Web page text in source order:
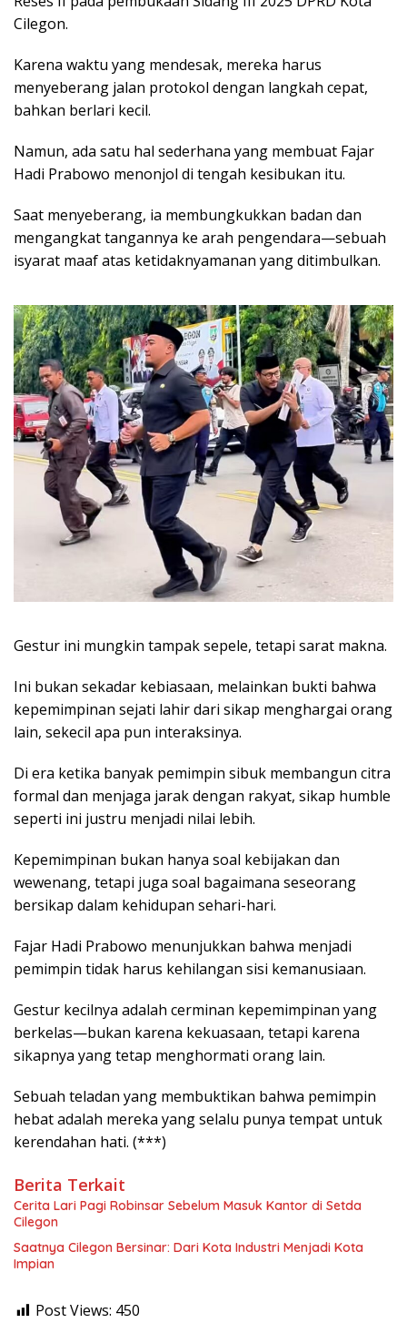
Cilegon.
Karena waktu yang mendesak, mereka harus
menyeberang jalan protokol dengan langkah cepat,
bahkan berlari kecil.
Namun, ada satu hal sederhana yang membuat Fajar
Hadi Prabowo menonjol di tengah kesibukan itu.
Saat menyeberang, ia membungkukkan badan dan
mengangkat tangannya ke arah pengendara—sebuah
isyarat maaf atas ketidaknyamanan yang ditimbulkan.
Gestur ini mungkin tampak sepele, tetapi sarat makna.
Ini bukan sekadar kebiasaan, melainkan bukti bahwa
kepemimpinan sejati lahir dari sikap menghargai orang
lain, sekecil apa pun interaksinya.
Di era ketika banyak pemimpin sibuk membangun citra
formal dan menjaga jarak dengan rakyat, sikap humble
seperti ini justru menjadi nilai lebih.
Kepemimpinan bukan hanya soal kebijakan dan
wewenang, tetapi juga soal bagaimana seseorang
bersikap dalam kehidupan sehari-hari.
Fajar Hadi Prabowo menunjukkan bahwa menjadi
pemimpin tidak harus kehilangan sisi kemanusiaan.
Gestur kecilnya adalah cerminan kepemimpinan yang
berkelas—bukan karena kekuasaan, tetapi karena
sikapnya yang tetap menghormati orang lain.
Sebuah teladan yang membuktikan bahwa pemimpin
hebat adalah mereka yang selalu punya tempat untuk
kerendahan hati. (***)
Berita Terkait
Cerita Lari Pagi Robinsar Sebelum Masuk Kantor di Setda
Cilegon
Saatnya Cilegon Bersinar: Dari Kota Industri Menjadi Kota
Impian
Post Views: 450